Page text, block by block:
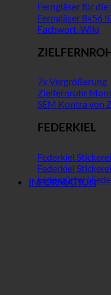
Ferngläser für
Ferngläser 8x56
Fachwort-Wiki
7x Vergrößerung
Zielfernrohr
SEM Kontra von
FEDERKIEL
Federkiel Stickerei
Federkiel
Ledergürtel |
INFORMATION